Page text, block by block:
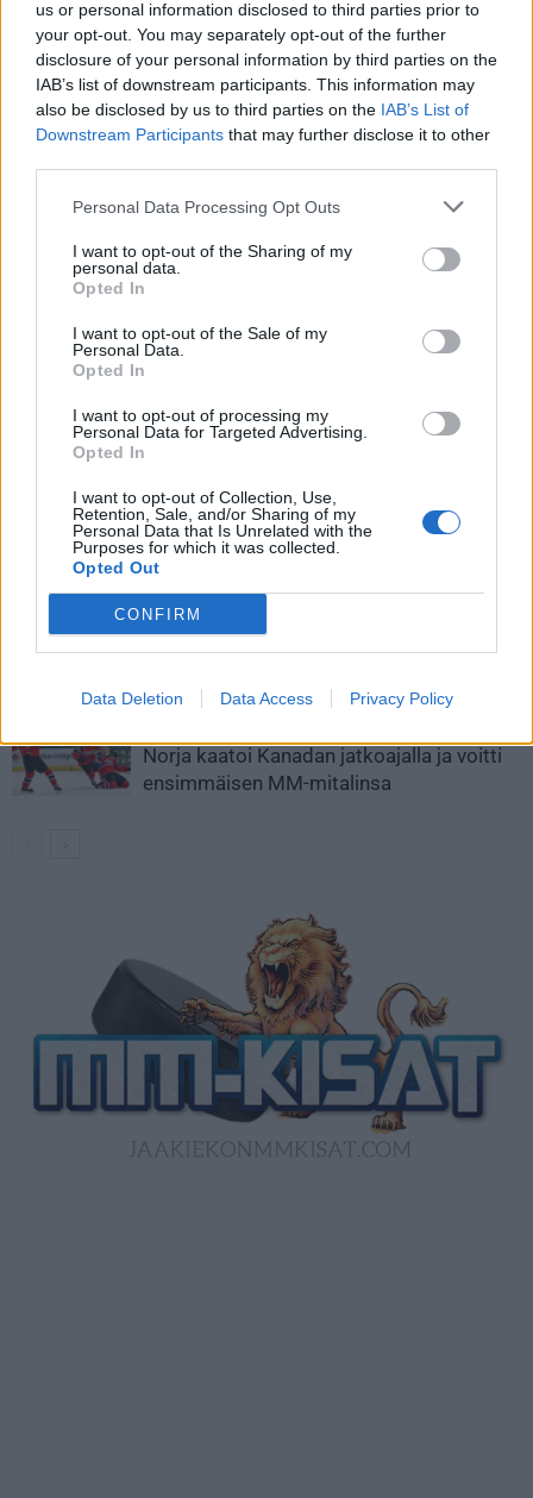
us or personal information disclosed to third parties prior to
your opt-out. You may separately opt-out of the further
disclosure of your personal information by third parties on the
IAB’s list of downstream participants. This information may
also be disclosed by us to third parties on the IAB’s List of
Downstream Participants that may further disclose it to other
Personal Data Processing Opt Outs
I want to opt-out of the Sharing of my
personal data.
Opted In
I want to opt-out of the Sale of my
Personal Data.
Opted In
I want to opt-out of processing my
Personal Data for Targeted Advertising.
Opted In
I want to opt-out of Collection, Use,
Retention, Sale, and/or Sharing of my
Personal Data that Is Unrelated with the
Purposes for which it was collected.
Opted Out
CONFIRM
Data Deletion Data Access Privacy Policy
Edellinen artikkeli
Koovee jäi ilman Mestis-
lisenssiä – Tutonkin lisenssi
ehdollinen tiukalla määräajalla
Seuraava artikkeli
MM-kisoissa – Tshekki kaatui
jatkoajalla
LIITTYVÄT ARTIKKELIT LISÄÄ TEKIJÄLTÄ
MM-kullasta käytiin armoton vääntö –
Leijonat voitti maailmanmestaruuden
jatkoajalla
Tässä Leijonien kentälliset MM-finaaliin!
Norja kaatoi Kanadan jatkoajalla ja voitti
ensimmäisen MM-mitalinsa